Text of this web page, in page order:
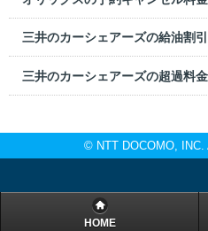
© NTT DOCOMO, INC.
HOME